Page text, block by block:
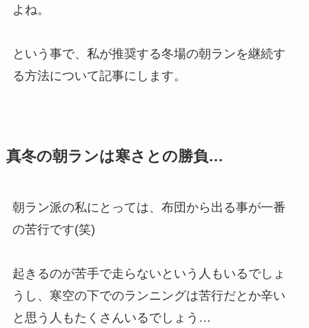
よね。
という事で、私が推奨する冬場の朝ランを継続す
る方法について記事にします。
真冬の朝ランは寒さとの勝負…
朝ラン派の私にとっては、布団から出る事が一番
の苦行です(笑)
起きるのが苦手で走らないという人もいるでしょ
うし、寒空の下でのランニングは苦行だとか辛い
と思う人もたくさんいるでしょう…